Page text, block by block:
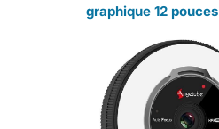
graphique 12 pouces